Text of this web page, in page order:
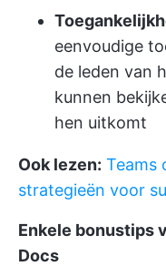
eenvoudige
de leden van
kunnen
hen uitkomt
Ook lezen: Teams
strategieën voor
Enkele bonustips
Docs